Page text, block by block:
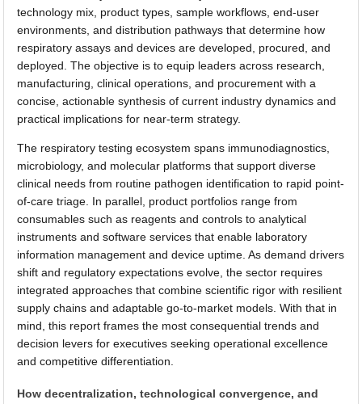
technology mix, product types, sample workflows, end-user
environments, and distribution pathways that determine how
respiratory assays and devices are developed, procured, and
deployed. The objective is to equip leaders across research,
manufacturing, clinical operations, and procurement with a
concise, actionable synthesis of current industry dynamics and
practical implications for near-term strategy.
The respiratory testing ecosystem spans immunodiagnostics,
microbiology, and molecular platforms that support diverse
clinical needs from routine pathogen identification to rapid point-
of-care triage. In parallel, product portfolios range from
consumables such as reagents and controls to analytical
instruments and software services that enable laboratory
information management and device uptime. As demand drivers
shift and regulatory expectations evolve, the sector requires
integrated approaches that combine scientific rigor with resilient
supply chains and adaptable go-to-market models. With that in
mind, this report frames the most consequential trends and
decision levers for executives seeking operational excellence
and competitive differentiation.
How decentralization, technological convergence, and